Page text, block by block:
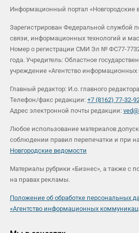
Информационный портал «Новгородские
Зарегистрирован Федеральной службой
связи, информационных технологий и
Номер о регистрации СМИ Эл № ФС77-
года. Учредитель: Областное
учреждение «Агентство
Главный редактор: И.о. главного
Телефон/факс редакции: +7 (8162) 77-32-
Адрес электронной почты редакции:
Любое использование материалов
соблюдении правил перепечатки и при
Новгородские ведомости
Материалы рубрики «Бизнес», а также с
на правах рекламы.
Положение об обработке персональных
«Агентство информационных